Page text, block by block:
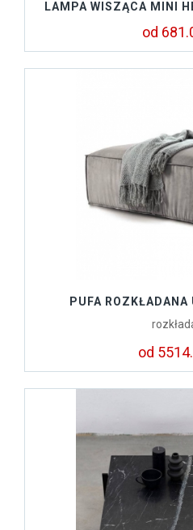
LAMPA WISZĄCA MINI
od
PUFA ROZKŁADANA
od